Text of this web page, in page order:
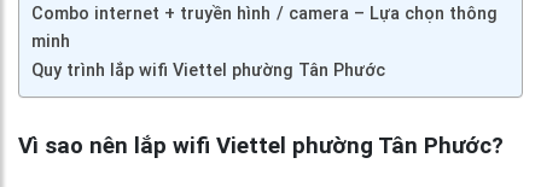
Combo internet + truyền hình / camera – Lựa chọn thông
minh
Quy trình lắp wifi Viettel phường Tân Phước
Vì sao nên lắp wifi Viettel phường Tân Phước?